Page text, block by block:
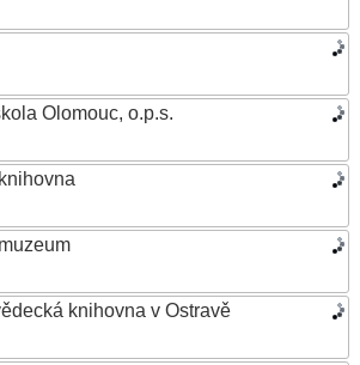
Olomouc, o.p.s.
knihovna v Ostravě